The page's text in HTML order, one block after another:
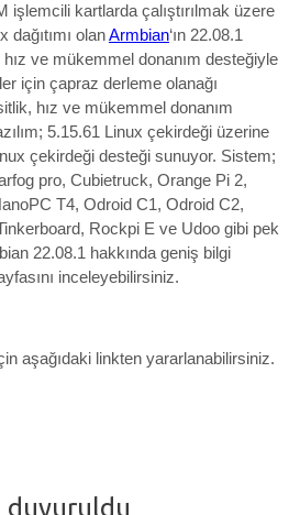
işlemcili kartlarda çalıştırılmak üzere
olanArmbian‘ın 22.08.1
ve mükemmel donanım desteğiyle
için çapraz derleme olanağı
hız ve mükemmel donanım
5.15.61 Linux çekirdeği üzerine
çekirdeği desteği sunuyor. Sistem;
pro, Cubietruck, Orange Pi 2,
T4, Odroid C1, Odroid C2,
Rockpi E ve Udoo gibi pek
22.08.1 hakkında geniş bilgi
inceleyebilirsiniz.
aşağıdaki linkten yararlanabilirsiniz.
duyuruldu